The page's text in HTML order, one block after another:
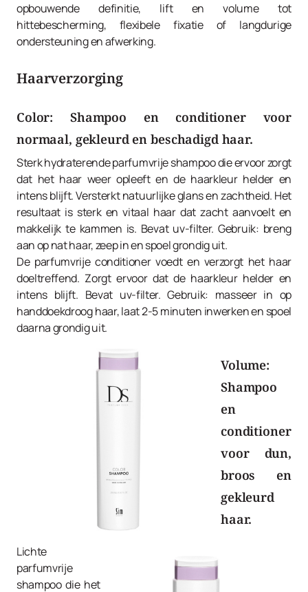
opbouwende definitie, lift en volume tot
hittebescherming, flexibele fixatie of langdurige
ondersteuning en afwerking.
Haarverzorging
Color: Shampoo en conditioner voor
normaal, gekleurd en beschadigd haar.
Sterk hydraterende parfumvrije shampoo die ervoor zorgt
dat het haar weer opleeft en de haarkleur helder en
intens blijft. Versterkt natuurlijke glans en zachtheid. Het
resultaat is sterk en vitaal haar dat zacht aanvoelt en
makkelijk te kammen is. Bevat uv-filter. Gebruik: breng
aan op nat haar, zeep in en spoel grondig uit.
De parfumvrije conditioner voedt en verzorgt het haar
doeltreffend. Zorgt ervoor dat de haarkleur helder en
intens blijft. Bevat uv-filter. Gebruik: masseer in op
handdoekdroog haar, laat 2-5 minuten inwerken en spoel
daarna grondig uit.
Volume:
Shampoo
en
conditioner
voor dun,
broos en
gekleurd
haar.
Lichte
parfumvrije
shampoo die het